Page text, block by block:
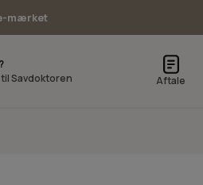
mærket
Savdoktoren
Aftale